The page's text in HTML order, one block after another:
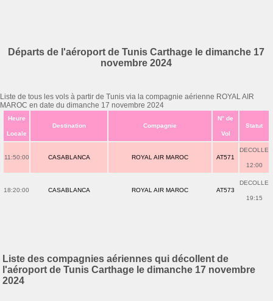
Départs de l'aéroport de Tunis Carthage le dimanche 17
novembre 2024
Liste de tous les vols à partir de Tunis via la compagnie aérienne ROYAL AIR
MAROC en date du dimanche 17 novembre 2024
Heure
Locale
Destination Compagnie
N° de
Vol
Statut
11:50:00 CASABLANCA ROYAL AIR MAROC AT571
DECOLLE
12:00
18:20:00 CASABLANCA ROYAL AIR MAROC AT573
DECOLLE
19:15
Liste des compagnies aériennes qui décollent de
l'aéroport de Tunis Carthage le dimanche 17 novembre
2024